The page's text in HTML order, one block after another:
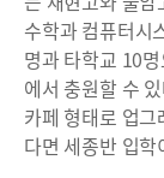
수학과 컴퓨터시
명과 타학교 10
에서 충원할 수
카페 형태로 업
다면 세종반 입학